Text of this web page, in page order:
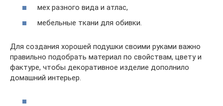
мех разного вида и атлас,
мебельные ткани для обивки.
Для создания хорошей подушки своими руками важно
правильно подобрать материал по свойствам, цвету и
фактуре, чтобы декоративное изделие дополнило
домашний интерьер.